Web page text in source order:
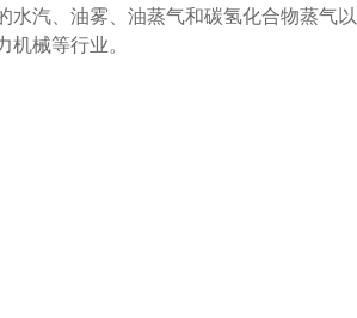
汽、油雾、油蒸气和碳氢化合物蒸气
械等行业。